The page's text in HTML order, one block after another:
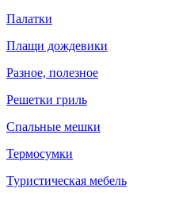
Палатки
Плащи дождевики
Разное, полезное
Решетки гриль
Спальные мешки
Термосумки
Туристическая мебель